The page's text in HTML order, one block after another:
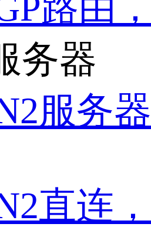
务器
服务器
直连